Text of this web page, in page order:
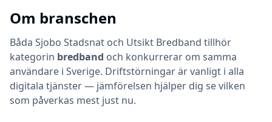
Om branschen
Båda Sjobo Stadsnat och Utsikt Bredband tillhör
kategorin bredband och konkurrerar om samma
användare i Sverige. Driftstörningar är vanligt i alla
digitala tjänster — jämförelsen hjälper dig se vilken
som påverkas mest just nu.